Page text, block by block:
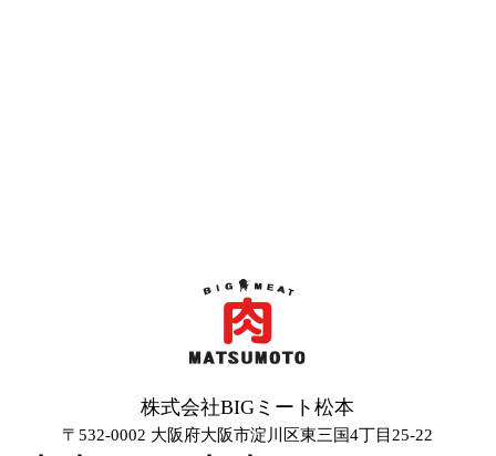
株式会社BIGミート松本
〒532-0002 大阪府大阪市淀川区東三国4丁目25-22